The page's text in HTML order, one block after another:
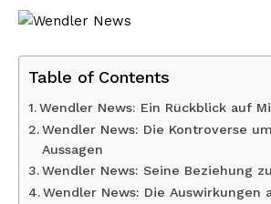
Table of Contents
Wendler News: Ein Rückblick auf
Wendler News: Die Kontroverse
Aussagen
Wendler News: Seine Beziehung
Wendler News: Die Auswirkungen